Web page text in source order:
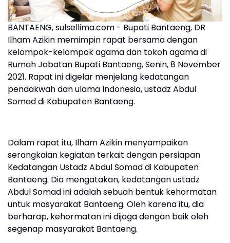
BANTAENG, sulsellima.com - Bupati Bantaeng, DR
Ilham Azikin memimpin rapat bersama dengan
kelompok-kelompok agama dan tokoh agama di
Rumah Jabatan Bupati Bantaeng, Senin, 8 November
2021. Rapat ini digelar menjelang kedatangan
pendakwah dan ulama Indonesia, ustadz Abdul
Somad di Kabupaten Bantaeng.
Dalam rapat itu, Ilham Azikin menyampaikan
serangkaian kegiatan terkait dengan persiapan
Kedatangan Ustadz Abdul Somad di Kabupaten
Bantaeng. Dia mengatakan, kedatangan ustadz
Abdul Somad ini adalah sebuah bentuk kehormatan
untuk masyarakat Bantaeng. Oleh karena itu, dia
berharap, kehormatan ini dijaga dengan baik oleh
segenap masyarakat Bantaeng.